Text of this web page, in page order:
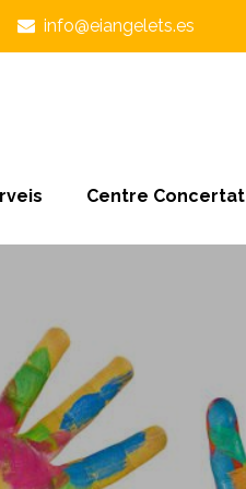
info@eiangelets.es
Centre Concertat